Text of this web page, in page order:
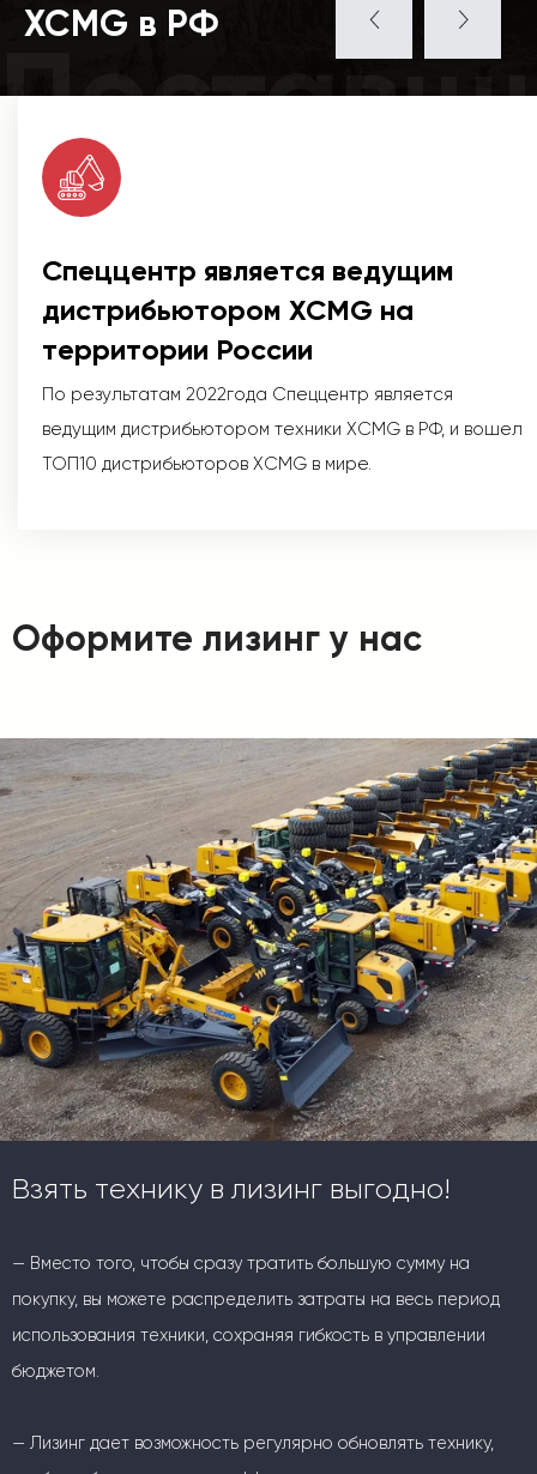
XCMG в РФ
Спеццентр является ведущим
дистрибьютором XCMG на
территории России
По результатам 2022года Спеццентр является
ведущим дистрибьютором техники XCMG в РФ, и вошел
ТОП10 дистрибьюторов XCMG в мире.
Оформите лизинг у нас
Взять технику в лизинг выгодно!
— Вместо того, чтобы сразу тратить большую сумму на
покупку, вы можете распределить затраты на весь период
использования техники, сохраняя гибкость в управлении
бюджетом.
— Лизинг дает возможность регулярно обновлять технику,